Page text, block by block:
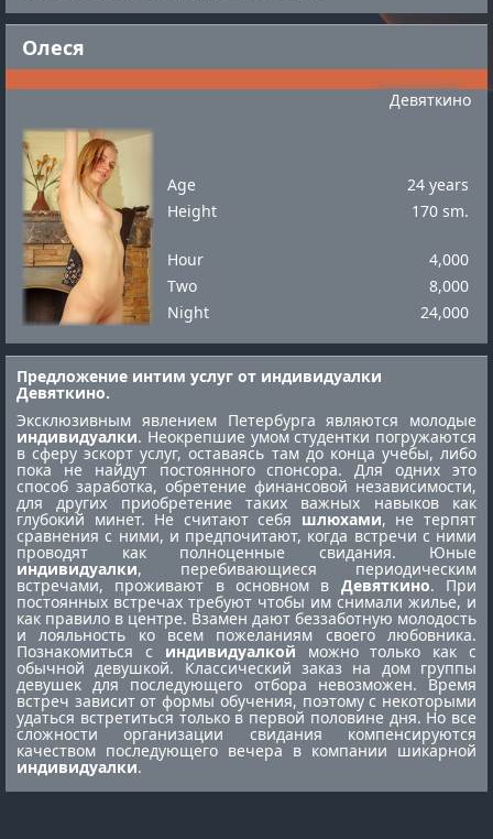
Олеся
Девяткино
Age
24 years
Height
170 sm.
Hour
4,000
Two
8,000
Night
24,000
Предложение интим услуг от индивидуалки
Девяткино.
Эксклюзивным явлением Петербурга являются молодые
индивидуалки. Неокрепшие умом студентки погружаются
в сферу эскорт услуг, оставаясь там до конца учебы, либо
пока не найдут постоянного спонсора. Для одних это
способ заработка, обретение финансовой независимости,
для других приобретение таких важных навыков как
глубокий минет. Не считают себя шлюхами, не терпят
сравнения с ними, и предпочитают, когда встречи с ними
проводят как полноценные свидания. Юные
индивидуалки, перебивающиеся периодическим
встречами, проживают в основном в Девяткино. При
постоянных встречах требуют чтобы им снимали жилье, и
как правило в центре. Взамен дают беззаботную молодость
и лояльность ко всем пожеланиям своего любовника.
Познакомиться с индивидуалкой можно только как с
обычной девушкой. Классический заказ на дом группы
девушек для последующего отбора невозможен. Время
встреч зависит от формы обучения, поэтому с некоторыми
удаться встретиться только в первой половине дня. Но все
сложности организации свидания компенсируются
качеством последующего вечера в компании шикарной
индивидуалки.